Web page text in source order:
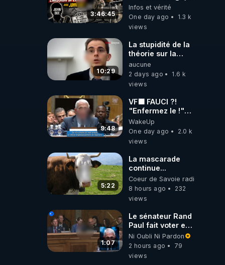
3:46:45
57 ans après :
Émission spéciale
avec John Doe
Infos et vérité
One day ago
1.3 k
views
10:29
La stupidité de la
théorie sur la
responsabilité de
l’homme
concernant le
carbone.
aucune
2 days ago
1.6 k
views
9:48
VF🟩 FAUCI ?!
"Enfermez le !"
(Lock him up!) -
Quartz Traduction
WakeUp
One day ago
2.0 k
views
5:22
La mascarade
continue...
Coeur de Savoie radioweb TV
8 hours ago
232
views
1:07
Le sénateur Rand
Paul fait voter en
commission
l'outrage au
Congrès contre
Ni Oubli Ni Pardon
2 hours ago
79
views